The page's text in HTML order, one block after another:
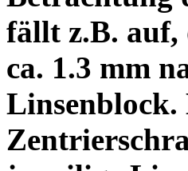
fällt z.B. auf,
ca. 1.3 mm
Linsenblock.